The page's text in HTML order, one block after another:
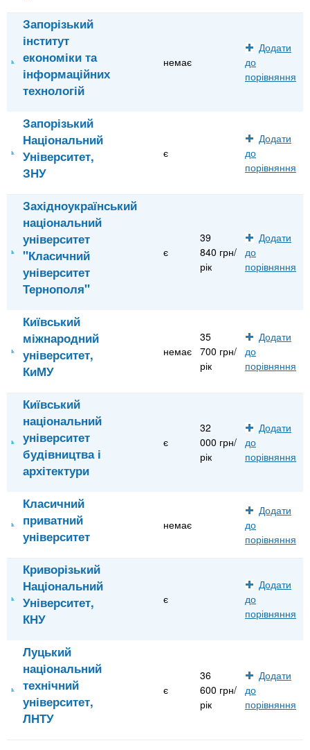
Запорізький
інститут
економіки та
інформаційних
технологій
немає
Додати
до
порівняння
Запорізький
Національний
Університет,
ЗНУ
є
Додати
до
порівняння
Західноукраїнський
національний
університет
"Класичний
університет
Тернополя"
є
39
840 грн/
рік
Додати
до
порівняння
Київський
міжнародний
університет,
КиМУ
немає
35
700 грн/
рік
Додати
до
порівняння
Київський
національний
університет
будівництва і
архітектури
є
32
000 грн/
рік
Додати
до
порівняння
Класичний
приватний
університет
немає
Додати
до
порівняння
Криворізький
Національний
Університет,
КНУ
є
Додати
до
порівняння
Луцький
національний
технічний
університет,
ЛНТУ
є
36
600 грн/
рік
Додати
до
порівняння